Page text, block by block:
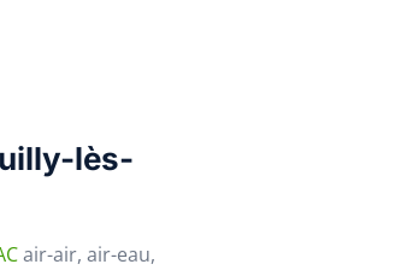
lès-
air-air, air-eau,